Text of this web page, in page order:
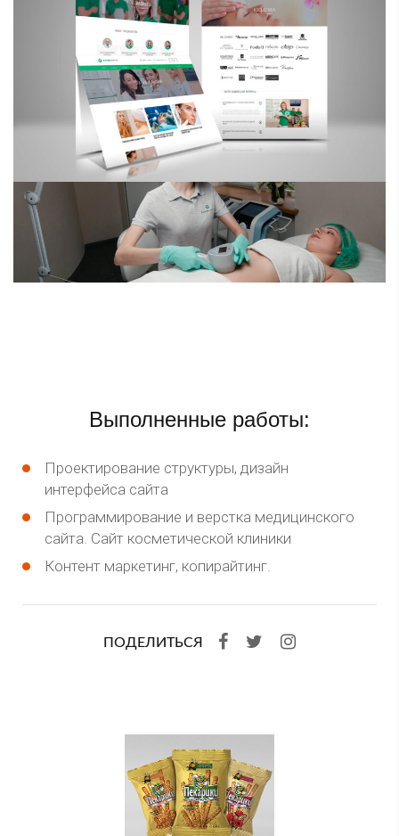
Выполненные работы:
Проектирование структуры, дизайн
интерфейса сайта
Программирование и верстка медицинского
сайта. Сайт косметической клиники
Контент маркетинг, копирайтинг.
ПОДЕЛИТЬСЯ